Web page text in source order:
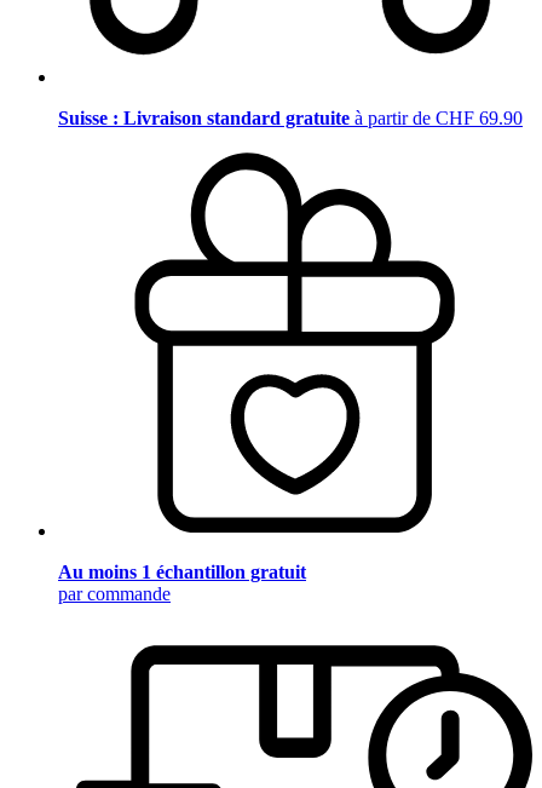
Suisse : Livraison standard gratuite à partir de CHF 69.90
Au moins 1 échantillon gratuit
par commande